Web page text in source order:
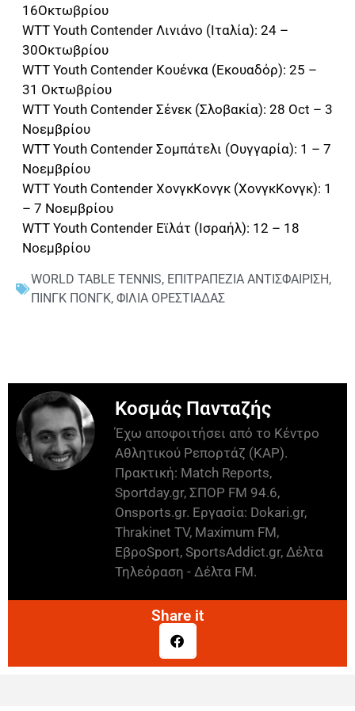
16Οκτωβρίου
WTT Youth Contender Λινιάνο (Iταλία): 24 –
30Οκτωβρίου
WTT Youth Contender Κουένκα (Εκουαδόρ): 25 –
31 Οκτωβρίου
WTT Youth Contender Σένεκ (Σλοβακία): 28 Oct – 3
Νοεμβρίου
WTT Youth Contender Σομπάτελι (Ουγγαρία): 1 – 7
Νοεμβρίου
WTT Youth Contender ΧονγκΚονγκ (ΧονγκΚονγκ): 1
– 7 Νοεμβρίου
WTT Youth Contender Εϊλάτ (Ισραήλ): 12 – 18
Νοεμβρίου
WORLD TABLE TENNIS, ΕΠΙΤΡΑΠΕΖΙΑ ΑΝΤΙΣΦΑΙΡΙΣΗ,
ΠΙΝΓΚ ΠΟΝΓΚ, ΦΙΛΙΑ ΟΡΕΣΤΙΑΔΑΣ
Κοσμάς Πανταζής
Έχω αποφοιτήσει από το Κέντρο
Αθλητικού Ρεπορτάζ (ΚΑΡ).
Πρακτική: Match Reports,
Sportday.gr, ΣΠΟΡ FM 94.6,
Onsports.gr. Εργασία: Dokari.gr,
Thrakinet TV, Maximum FM,
ΕβροSport, SportsAddict.gr, Δέλτα
Τηλεόραση - Δέλτα FM.
Share it